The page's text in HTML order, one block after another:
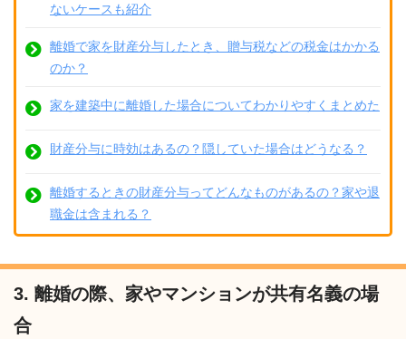
ないケースも紹介
離婚で家を財産分与したとき、贈与税などの税金はかかる
のか？
家を建築中に離婚した場合についてわかりやすくまとめた
財産分与に時効はあるの？隠していた場合はどうなる？
離婚するときの財産分与ってどんなものがあるの？家や退
職金は含まれる？
3. 離婚の際、家やマンションが共有名義の場
合